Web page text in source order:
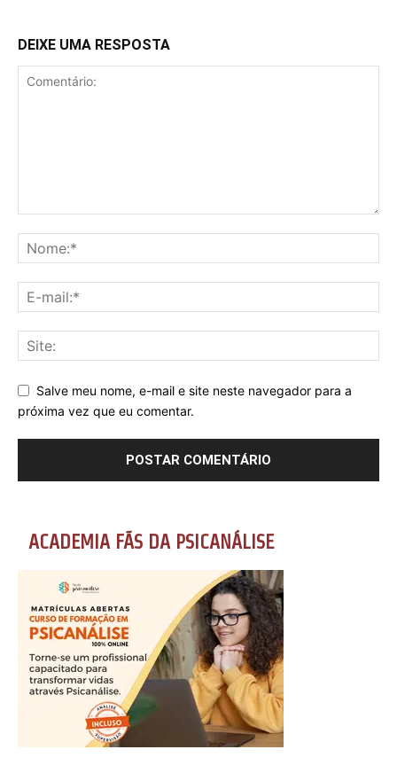
DEIXE UMA RESPOSTA
Salve meu nome, e-mail e site neste navegador para a
próxima vez que eu comentar.
ACADEMIA FÃS DA PSICANÁLISE